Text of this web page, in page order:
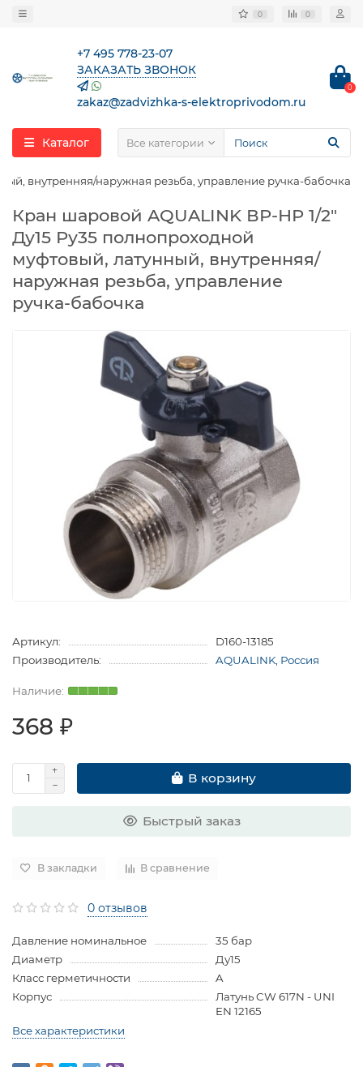
0 0
+7 495 778-23-07
ЗАКАЗАТЬ ЗВОНОК
zakaz@zadvizhka-s-elektroprivodom.ru
0
Каталог Все категории
внутренняя/наружная резьба, управление ручка-бабочка
Кран шаровой AQUALINK ВР-НР 1/2″
Ду15 Ру35 полнопроходной
муфтовый, латунный, внутренняя/
наружная резьба, управление
ручка-бабочка
Артикул:
D160-13185
Производитель:
AQUALINK, Россия
368 ₽
В корзину
Быстрый заказ
В закладки В сравнение
0 отзывов
Давление номинальное
35 бар
Диаметр
Ду15
Класс герметичности
A
Корпус
Латунь CW 617N - UNI
EN 12165
Все характеристики